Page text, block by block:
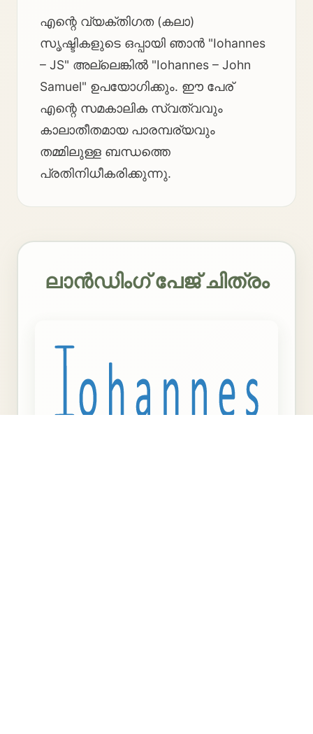
എന്റെ വ്യക്തിഗത (കലാ)
സൃഷ്ടികളുടെ ഒപ്പായി ഞാൻ "Iohannes
– JS" അല്ലെങ്കിൽ "Iohannes – John
Samuel" ഉപയോഗിക്കും. ഈ പേര്
എന്റെ സമകാലിക സ്വത്വവും
കാലാതീതമായ പാരമ്പര്യവും
തമ്മിലുള്ള ബന്ധത്തെ
പ്രതിനിധീകരിക്കുന്നു.
ലാൻഡിംഗ് പേജ് ചിത്രം